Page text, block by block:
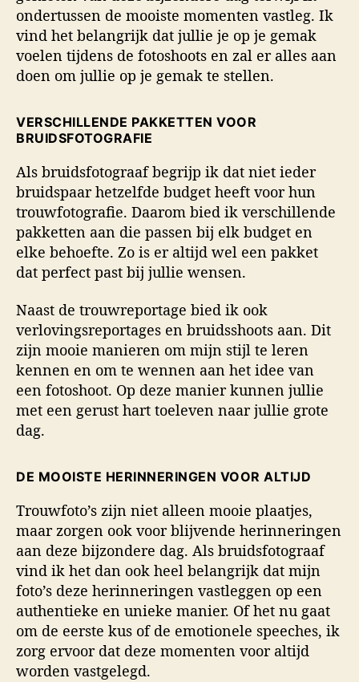
ondertussen de mooiste momenten vastleg. Ik
vind het belangrijk dat jullie je op je gemak
voelen tijdens de fotoshoots en zal er alles aan
doen om jullie op je gemak te stellen.
VERSCHILLENDE PAKKETTEN VOOR
BRUIDSFOTOGRAFIE
Als bruidsfotograaf begrijp ik dat niet ieder
bruidspaar hetzelfde budget heeft voor hun
trouwfotografie. Daarom bied ik verschillende
pakketten aan die passen bij elk budget en
elke behoefte. Zo is er altijd wel een pakket
dat perfect past bij jullie wensen.
Naast de trouwreportage bied ik ook
verlovingsreportages en bruidsshoots aan. Dit
zijn mooie manieren om mijn stijl te leren
kennen en om te wennen aan het idee van
een fotoshoot. Op deze manier kunnen jullie
met een gerust hart toeleven naar jullie grote
dag.
DE MOOISTE HERINNERINGEN VOOR ALTIJD
Trouwfoto’s zijn niet alleen mooie plaatjes,
maar zorgen ook voor blijvende herinneringen
aan deze bijzondere dag. Als bruidsfotograaf
vind ik het dan ook heel belangrijk dat mijn
foto’s deze herinneringen vastleggen op een
authentieke en unieke manier. Of het nu gaat
om de eerste kus of de emotionele speeches, ik
zorg ervoor dat deze momenten voor altijd
worden vastgelegd.